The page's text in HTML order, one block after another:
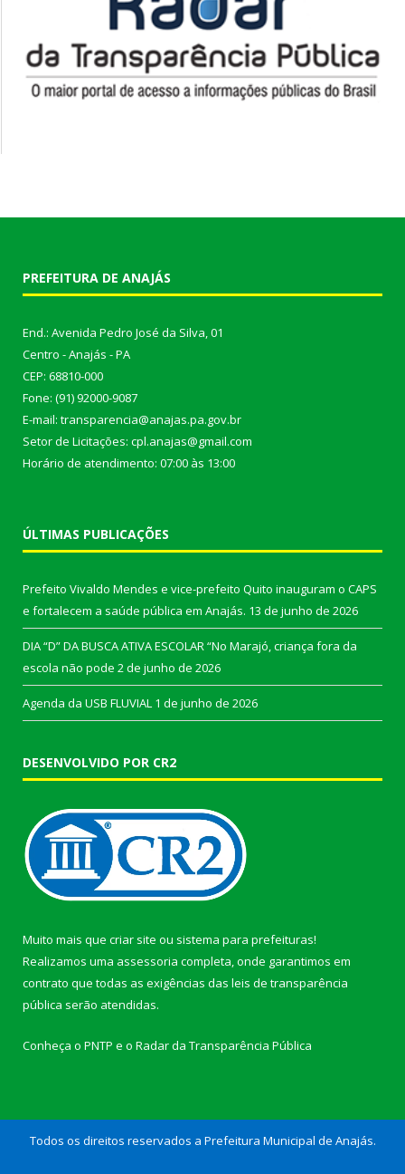
PREFEITURA DE ANAJÁS
End.: Avenida Pedro José da Silva, 01
Centro - Anajás - PA
CEP: 68810-000
Fone: (91) 92000-9087
E-mail: transparencia@anajas.pa.gov.br
Setor de Licitações: cpl.anajas@gmail.com
Horário de atendimento: 07:00 às 13:00
ÚLTIMAS PUBLICAÇÕES
Prefeito Vivaldo Mendes e vice-prefeito Quito inauguram o CAPS
e fortalecem a saúde pública em Anajás. 13 de junho de 2026
DIA “D” DA BUSCA ATIVA ESCOLAR “No Marajó, criança fora da
escola não pode 2 de junho de 2026
Agenda da USB FLUVIAL 1 de junho de 2026
DESENVOLVIDO POR CR2
Muito mais que criar site ou sistema para prefeituras!
Realizamos uma assessoria completa, onde garantimos em
contrato que todas as exigências das leis de transparência
pública serão atendidas.
Conheça o PNTP e o Radar da Transparência Pública
Todos os direitos reservados a Prefeitura Municipal de Anajás.